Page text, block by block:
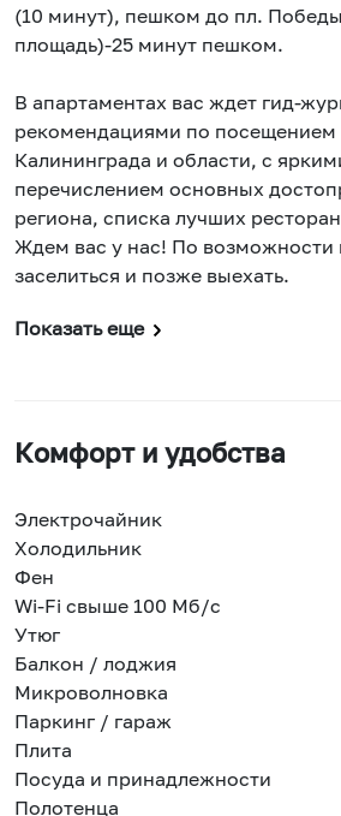
(10 минут), пешком до пл.
площадь)-25 минут пешком.
В апартаментах вас ждет гид-
рекомендациями по посещением
Калининграда и области, с
перечислением основных
региона, списка лучших
Ждем вас у нас! По
заселиться и позже выехать.
Показать еще
Комфорт и удобства
Электрочайник
Холодильник
Фен
Wi-Fi свыше 100 Мб/с
Утюг
Балкон / лоджия
Микроволновка
Паркинг / гараж
Плита
Посуда и принадлежности
Полотенца